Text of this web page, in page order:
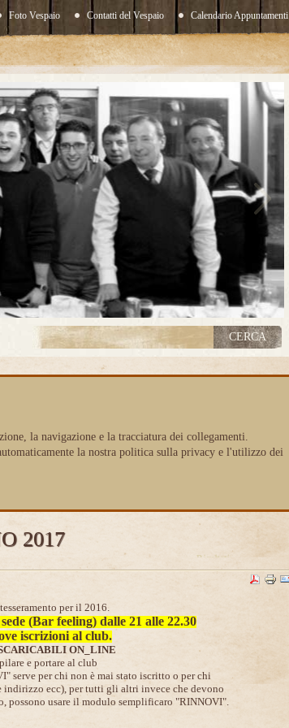
Foto Vespaio Contatti del Vespaio Calendario Appuntamenti
la navigazione e la tracciatura dei collegamenti.
la nostra politica sulla privacy e l'utilizzo dei
2017
per il 2016.
(Bar feeling) dalle 21 alle 22.30
iscrizioni al club.
ON_LINE
e portare al club
serve per chi non è mai stato iscritto o per chi
indirizzo ecc), per tutti gli altri invece che devono
possono usare il modulo semplificaro "RINNOVI".